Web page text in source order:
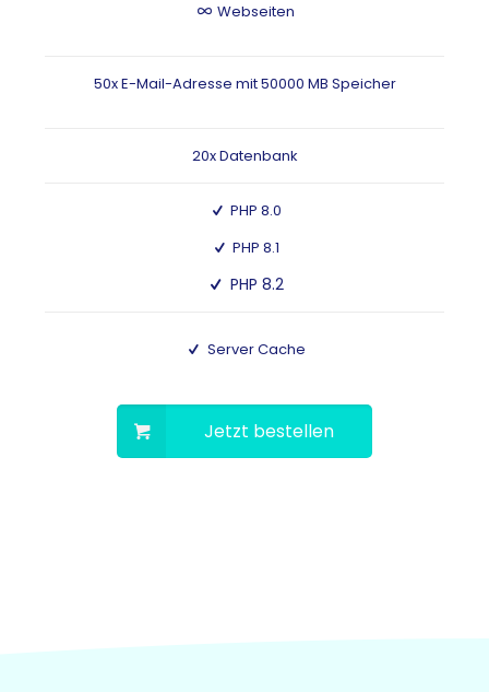
Webseiten
50x E-Mail-Adresse mit 50000 MB Speicher
20x Datenbank
PHP 8.0
PHP 8.1
PHP 8.2
Server Cache
Jetzt bestellen